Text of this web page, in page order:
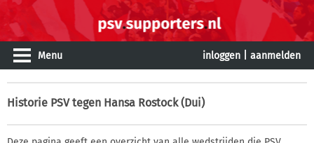
Menu inloggen aanmelden
Historie PSV tegen Hansa Rostock (Dui)